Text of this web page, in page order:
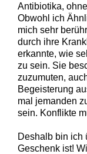
Antibiotika,
Obwohl ich
mich sehr
durch ihre
erkannte, wie
zu sein. Sie
zuzumuten,
Begeisterung
mal jemanden
sein. Konflikte
Deshalb bin ich
Geschenk ist!